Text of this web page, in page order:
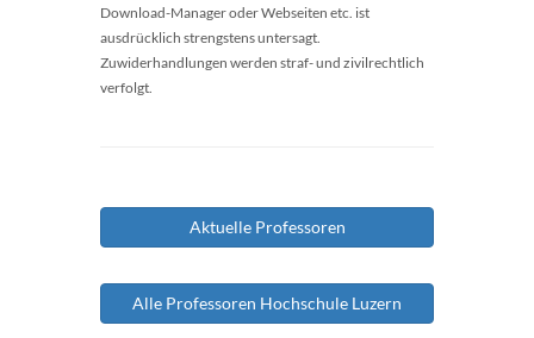
Download-Manager oder Webseiten etc. ist
ausdrücklich strengstens untersagt.
Zuwiderhandlungen werden straf- und zivilrechtlich
verfolgt.
Aktuelle Professoren
Alle Professoren Hochschule Luzern